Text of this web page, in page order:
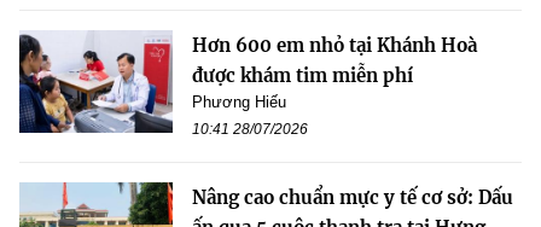
Hơn 600 em nhỏ tại Khánh Hoà
được khám tim miễn phí
Phương Hiếu
10:41 28/07/2026
Nâng cao chuẩn mực y tế cơ sở: Dấu